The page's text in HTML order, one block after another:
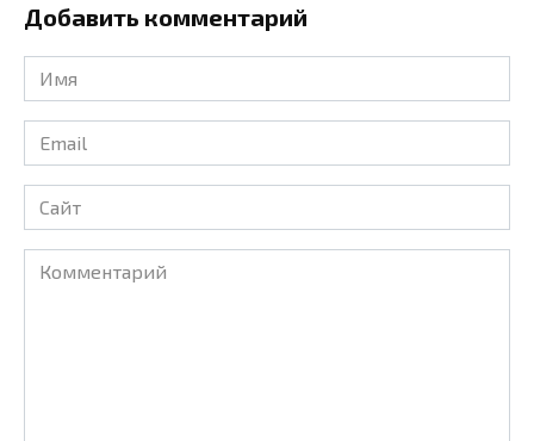
Добавить комментарий
Имя
*
Email
*
Сайт
Комментарий